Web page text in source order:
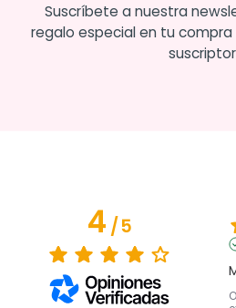
Suscríbete a nuestra
regalo especial en tu
4/5